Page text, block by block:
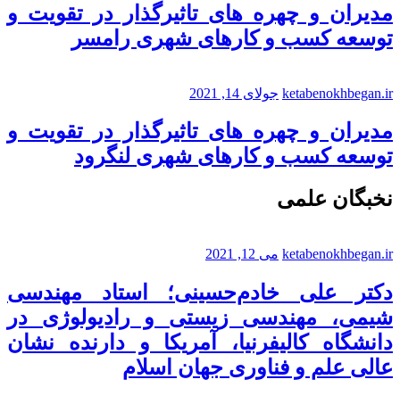
مدیران و چهره های تاثیرگذار در تقویت و
توسعه کسب و کارهای شهری رامسر
ketabenokhbegan.ir جولای 14, 2021
مدیران و چهره های تاثیرگذار در تقویت و
توسعه کسب و کارهای شهری لنگرود
نخبگان علمی
ketabenokhbegan.ir می 12, 2021
دکتر علی خادم‌حسینی؛ استاد مهندسی
شیمی، مهندسی زیستی و رادیولوژی در
دانشگاه کالیفرنیا، آمریکا و دارنده نشان
عالی علم و فناوری جهان اسلام